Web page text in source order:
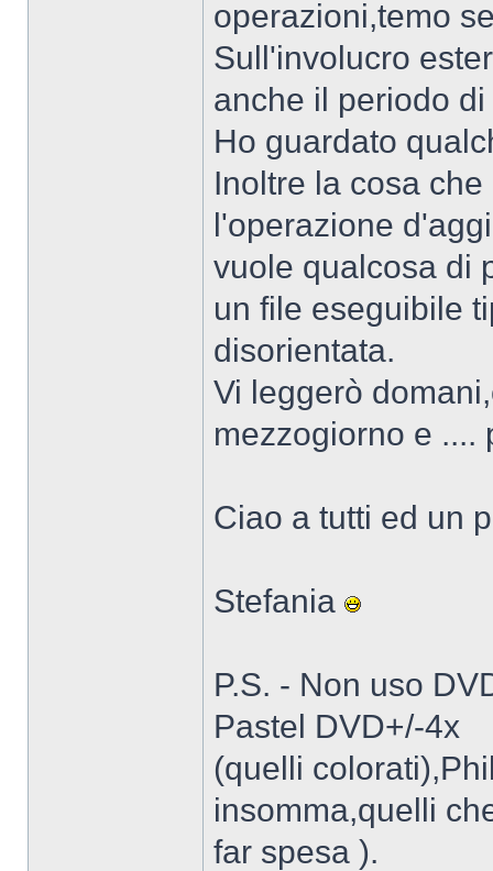
operazioni,temo
Sull'involucro
anche il periodo
Ho guardato
Inoltre la cosa
l'operazione
vuole qualcosa di
un file eseguibile
disorientata.
Vi leggerò
mezzogiorno e ....
Ciao a tutti ed un
Stefania
P.S. - Non uso
Pastel DVD+/-4x
(quelli
insomma,quelli
far spesa ).